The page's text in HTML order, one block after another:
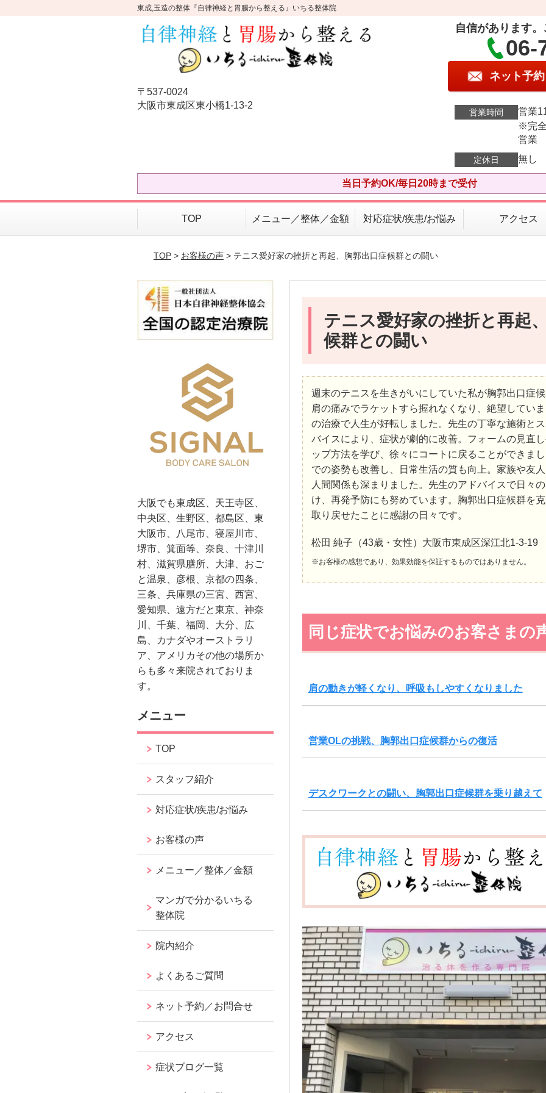
東成,玉造の整体『自律神経と胃腸から整える』いちる整体院
〒537-0024
大阪市東成区東小橋1-13-2
自信があります
06-
ネット予約
営業時間
営業
※完
営業
定休日 無し
当日予約OK/毎日20時まで受付
TOP メニュー／整体／金額 対応症状/疾患/お悩み アクセス
TOP> お客様の声> テニス愛好家の挫折と再起、胸郭出口症候群との闘い
テニス愛好家の挫折と再起
候群との闘い
週末のテニスを生きがいにしていた私が胸郭出口症
肩の痛みでラケットすら握れなくなり、絶望してい
の治療で人生が好転しました。先生の丁寧な施術と
バイスにより、症状が劇的に改善。フォームの見直
ップ方法を学び、徐々にコートに戻ることができま
での姿勢も改善し、日常生活の質も向上。家族や友
人間関係も深まりました。先生のアドバイスで日々
け、再発予防にも努めています。胸郭出口症候群を
取り戻せたことに感謝の日々です。
松田 純子（43歳・女性）大阪市東成区深江北1-3-19
※お客様の感想であり、効果効能を保証するものではありません。
同じ症状でお悩みのお客さまの
肩の動きが軽くなり、呼吸もしやすくなりました
営業OLの挑戦、胸郭出口症候群からの復活
デスクワークとの闘い、胸郭出口症候群を乗り越えて
大阪でも東成区、天王寺区、
中央区、生野区、都島区、東
大阪市、八尾市、寝屋川市、
堺市、箕面等、奈良、十津川
村、滋賀県膳所、大津、おご
と温泉、彦根、京都の四条、
三条、兵庫県の三宮、西宮、
愛知県、遠方だと東京、神奈
川、千葉、福岡、大分、広
島、カナダやオーストラリ
ア、アメリカその他の場所か
らも多々来院されておりま
す。
メニュー
TOP
スタッフ紹介
対応症状/疾患/お悩み
お客様の声
メニュー／整体／金額
マンガで分かるいちる
整体院
院内紹介
よくあるご質問
ネット予約／お問合せ
アクセス
症状ブログ一覧